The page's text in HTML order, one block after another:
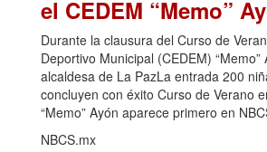
el CEDEM “Memo”
Durante la clausura del Curso de
Deportivo Municipal (CEDEM) “Memo”
alcaldesa de La PazLa entrada 200
concluyen con éxito Curso de Verano
“Memo” Ayón aparece primero en
NBCS.mx